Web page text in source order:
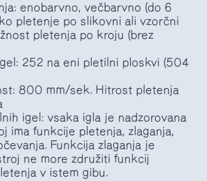
enobarvno, večbarvno (do 6
pletenje po slikovni ali vzorčni
pletenja po kroju (brez
252 na eni pletilni ploskvi (504
800 mm/sek. Hitrost pletenja
igel: vsaka igla je nadzorovana
ima funkcije pletenja, zlaganja,
Funkcija zlaganja je
ne more združiti funkcij
v istem gibu.